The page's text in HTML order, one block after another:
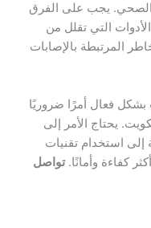
يجب على الفرق
التي تقلل من
بالإصابات
أمرًا ضروريًا
الأمر إلى
تقنيات
وأمانًا. تواصل